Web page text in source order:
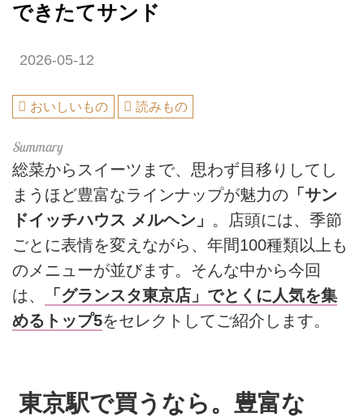
できたてサンド
2026-05-12
おいしいもの 読みもの
総菜からスイーツまで、思わず目移りしてし
まうほど豊富なラインナップが魅力の 「サン
ドイッチハウス メルヘン」 。店頭には、季節
ごとに表情を変えながら、年間100種類以上も
のメニューが並びます。そんな中から今回
は、
「グランスタ東京店」でとくに人気を集
めるトップ5をセレクトしてご紹介します。
東京駅で買うなら。豊富な